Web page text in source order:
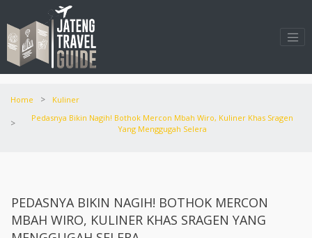
Home > Kuliner
>
Pedasnya Bikin Nagih! Bothok Mercon Mbah Wiro, Kuliner Khas Sragen
Yang Menggugah Selera
PEDASNYA BIKIN NAGIH! BOTHOK MERCON
MBAH WIRO, KULINER KHAS SRAGEN YANG